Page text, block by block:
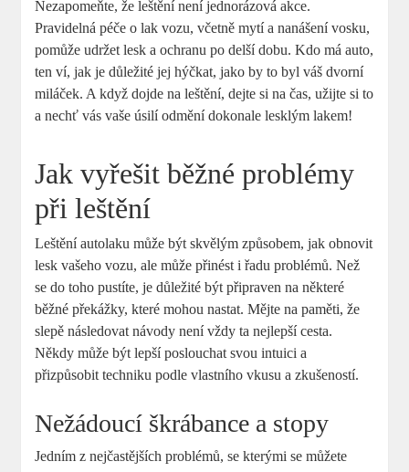
Nezapomeňte, že leštění není jednorázová akce.
Pravidelná péče o lak vozu, včetně mytí a nanášení vosku,
pomůže udržet lesk a ochranu po delší dobu. Kdo má auto,
ten ví, jak je důležité jej hýčkat, jako by to byl váš dvorní
miláček. A když dojde na leštění, dejte si na čas, užijte si to
a nechť vás vaše úsilí odmění dokonale lesklým lakem!
Jak vyřešit běžné problémy
při leštění
Leštění autolaku může být skvělým způsobem, jak obnovit
lesk vašeho vozu, ale může přinést i řadu problémů. Než
se do toho pustíte, je důležité být připraven na některé
běžné překážky, které mohou nastat. Mějte na paměti, že
slepě následovat návody není vždy ta nejlepší cesta.
Někdy může být lepší poslouchat svou intuici a
přizpůsobit techniku podle vlastního vkusu a zkušeností.
Nežádoucí škrábance a stopy
Jedním z nejčastějších problémů, se kterými se můžete